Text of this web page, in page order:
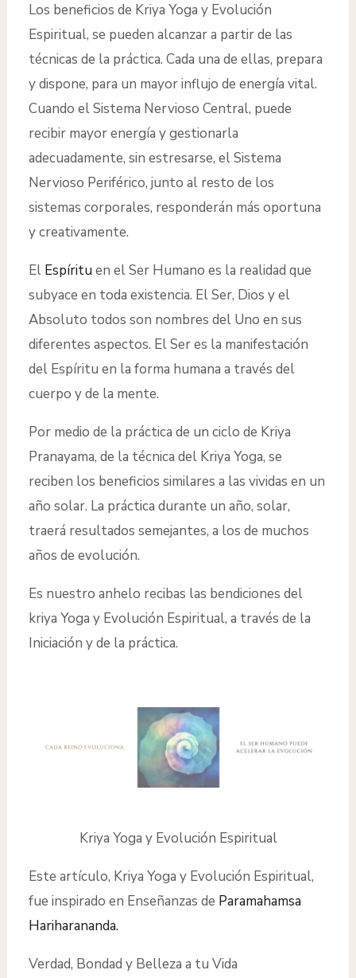
Los beneficios de Kriya Yoga y Evolución
Espiritual, se pueden alcanzar a partir de las
técnicas de la práctica. Cada una de ellas, prepara
y dispone, para un mayor influjo de energía vital.
Cuando el Sistema Nervioso Central, puede
recibir mayor energía y gestionarla
adecuadamente, sin estresarse, el Sistema
Nervioso Periférico, junto al resto de los
sistemas corporales, responderán más oportuna
y creativamente.
El Espíritu en el Ser Humano es la realidad que
subyace en toda existencia. El Ser, Dios y el
Absoluto todos son nombres del Uno en sus
diferentes aspectos. El Ser es la manifestación
del Espíritu en la forma humana a través del
cuerpo y de la mente.
Por medio de la práctica de un ciclo de Kriya
Pranayama, de la técnica del Kriya Yoga, se
reciben los beneficios similares a las vividas en un
año solar. La práctica durante un año, solar,
traerá resultados semejantes, a los de muchos
años de evolución.
Es nuestro anhelo recibas las bendiciones del
kriya Yoga y Evolución Espiritual, a través de la
Iniciación y de la práctica.
Kriya Yoga y Evolución Espiritual
Este artículo, Kriya Yoga y Evolución Espiritual,
fue inspirado en Enseñanzas de Paramahamsa
Hariharananda.
Verdad, Bondad y Belleza a tu Vida